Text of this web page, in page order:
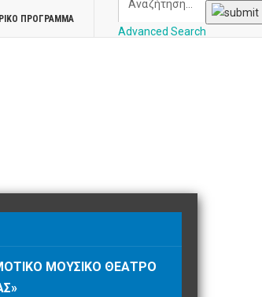
ΠΡΌΓΡΑΜΜΑ
Advanced Search
ΜΟΥΣΙΚΌ ΘΈΑΤΡΟ